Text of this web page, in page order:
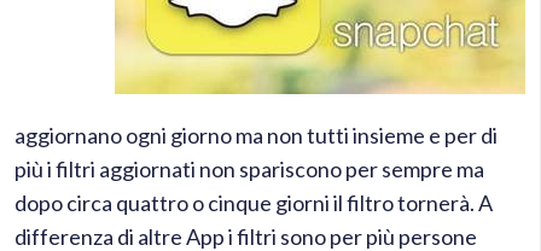
aggiornano ogni giorno ma non tutti insieme e per di
più i filtri aggiornati non spariscono per sempre ma
dopo circa quattro o cinque giorni il filtro tornerà. A
differenza di altre App i filtri sono per più persone